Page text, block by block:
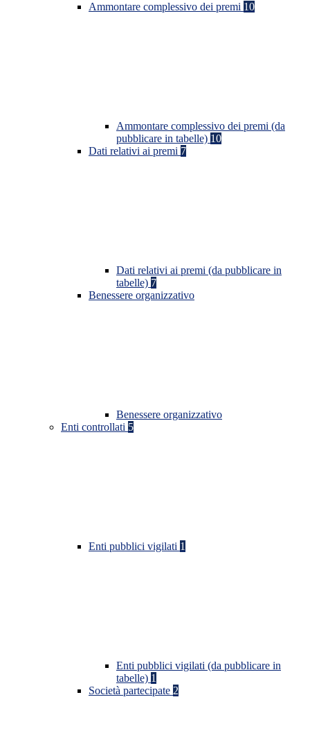
Ammontare complessivo dei premi 10
Ammontare complessivo dei premi (da
pubblicare in tabelle) 10
Dati relativi ai premi 7
Dati relativi ai premi (da pubblicare in
tabelle) 7
Benessere organizzativo
Benessere organizzativo
Enti controllati 5
Enti pubblici vigilati 1
Enti pubblici vigilati (da pubblicare in
tabelle) 1
Società partecipate 2